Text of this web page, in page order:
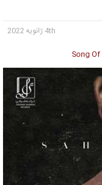
4th ژانویه 2022
Song Of